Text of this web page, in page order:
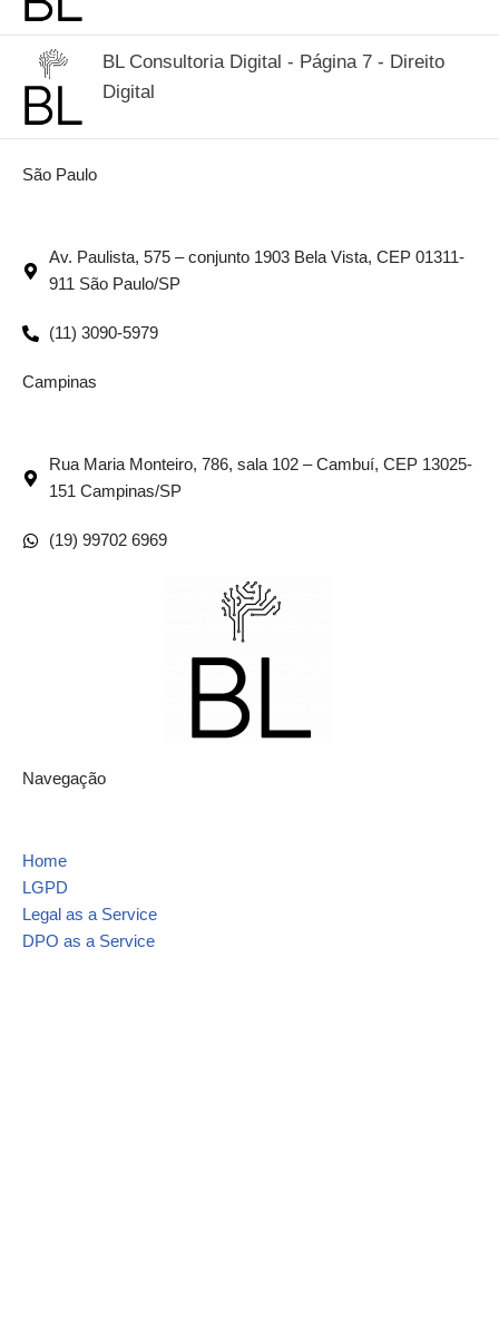
BL Consultoria Digital - Página 7 - Direito
Digital
São Paulo
Av. Paulista, 575 – conjunto 1903 Bela Vista, CEP 01311-
911 São Paulo/SP
(11) 3090-5979
Campinas
Rua Maria Monteiro, 786, sala 102 – Cambuí, CEP 13025-
151 Campinas/SP
(19) 99702 6969
Navegação
Home
LGPD
Legal as a Service
DPO as a Service